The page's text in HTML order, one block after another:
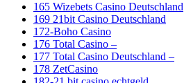
165 Wizebets Casino Deutschland
169 21bit Casino Deutschland
172-Boho Casino
176 Total Casino –
177 Total Casino Deutschland –
178 ZetCasino